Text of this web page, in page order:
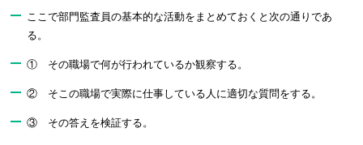
ここで部門監査員の基本的な活動をまとめておくと次の通りであ
る。
① その職場で何が行われているか観察する。
② そこの職場で実際に仕事している人に適切な質問をする。
③ その答えを検証する。